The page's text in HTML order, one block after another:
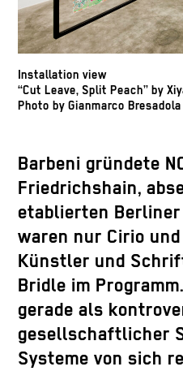
Installation view
“Cut Leave, Split Peach” by
Photo by Gianmarco Bresadola
Barbeni gründete
Friedrichshain,
etablierten
waren nur Cirio
Künstler und
Bridle im
gerade als
gesellschaftlicher
Systeme von sich